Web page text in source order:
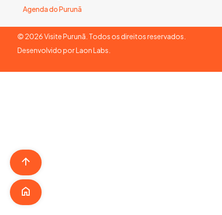
Agenda do Purunã
© 2026Visite Purunã. Todos os direitos reservados.
Desenvolvido porLaon Labs